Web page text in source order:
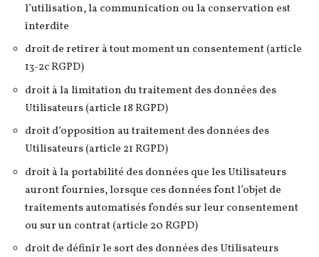
l’utilisation, la communication ou la conservation est
interdite
droit de retirer à tout moment un consentement (article
13-2c RGPD)
droit à la limitation du traitement des données des
Utilisateurs (article 18 RGPD)
droit d’opposition au traitement des données des
Utilisateurs (article 21 RGPD)
droit à la portabilité des données que les Utilisateurs
auront fournies, lorsque ces données font l’objet de
traitements automatisés fondés sur leur consentement
ou sur un contrat (article 20 RGPD)
droit de définir le sort des données des Utilisateurs